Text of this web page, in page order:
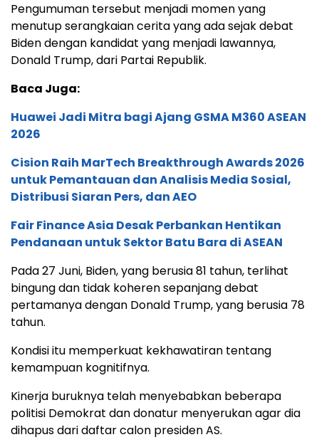
Pengumuman tersebut menjadi momen yang
menutup serangkaian cerita yang ada sejak debat
Biden dengan kandidat yang menjadi lawannya,
Donald Trump, dari Partai Republik.
Baca Juga:
Huawei Jadi Mitra bagi Ajang GSMA M360 ASEAN
2026
Cision Raih MarTech Breakthrough Awards 2026
untuk Pemantauan dan Analisis Media Sosial,
Distribusi Siaran Pers, dan AEO
Fair Finance Asia Desak Perbankan Hentikan
Pendanaan untuk Sektor Batu Bara di ASEAN
Pada 27 Juni, Biden, yang berusia 81 tahun, terlihat
bingung dan tidak koheren sepanjang debat
pertamanya dengan Donald Trump, yang berusia 78
tahun.
Kondisi itu memperkuat kekhawatiran tentang
kemampuan kognitifnya.
Kinerja buruknya telah menyebabkan beberapa
politisi Demokrat dan donatur menyerukan agar dia
dihapus dari daftar calon presiden AS.